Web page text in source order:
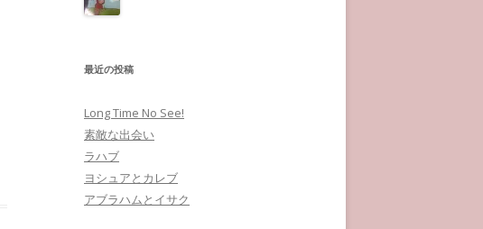
最近の投稿
Long Time No See!
素敵な出会い
ラハブ
ヨシュアとカレブ
アブラハムとイサク